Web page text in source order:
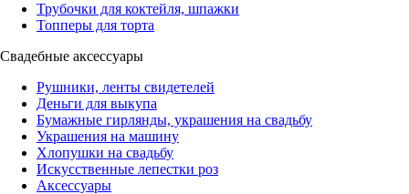
Трубочки для коктейля, шпажки
Топперы для торта
Свадебные аксессуары
Рушники, ленты свидетелей
Деньги для выкупа
Бумажные гирлянды, украшения на свадьбу
Украшения на машину
Хлопушки на свадьбу
Искусственные лепестки роз
Аксессуары